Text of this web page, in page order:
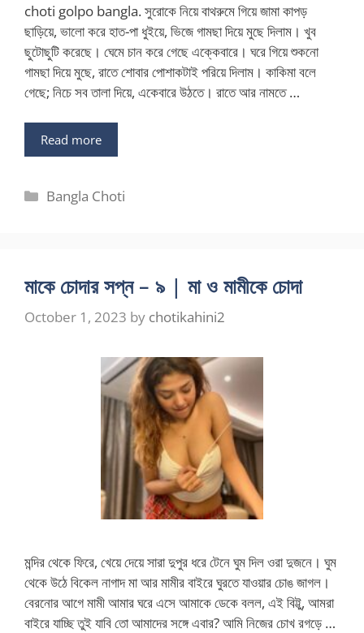
choti golpo bangla. সুরোকে নিয়ে বাথরুমে গিয়ে জামা কাপড়
ছাড়িয়ে, ভালো করে হাত-পা ধুইয়ে, ভিজে গামছা দিয়ে মুছে দিলাম। খুব
ছুটোছুটি করেছে। ঘেমে চান করে গেছে এক্কেবারে। ঘরে গিয়ে শুকনো
গামছা দিয়ে মুছে, রাতে শোবার পোশাকটাই পরিয়ে দিলাম। কাকিমা বলে
গেছে; নিচে সব তালা দিয়ে, একেবারে উঠতে। রাতে আর নামতে …
Read more
Categories
Bangla Choti
মাকে চোদার সপ্ন – ৯ | মা ও মামীকে চোদা
October 1, 2023 by chotikahini2
মন্দির থেকে ফিরে, খেয়ে দেয়ে সারা দুপুর ধরে টেনে ঘুম দিল ওরা দুজনে। ঘুম
থেকে উঠে বিকেল নাগাদ মা আর মামীর বাইরে ঘুরতে যাওয়ার চোঙ জাগল।
বেরনোর আগে মামী আমার ঘরে এসে আমাকে ডেকে বলল, এই বিট্টু, আমরা
বাইরে যাচ্ছি তুই যাবি তো আমাদের সঙ্গে এবার? আমি নিজের চোখ রগড়ে …